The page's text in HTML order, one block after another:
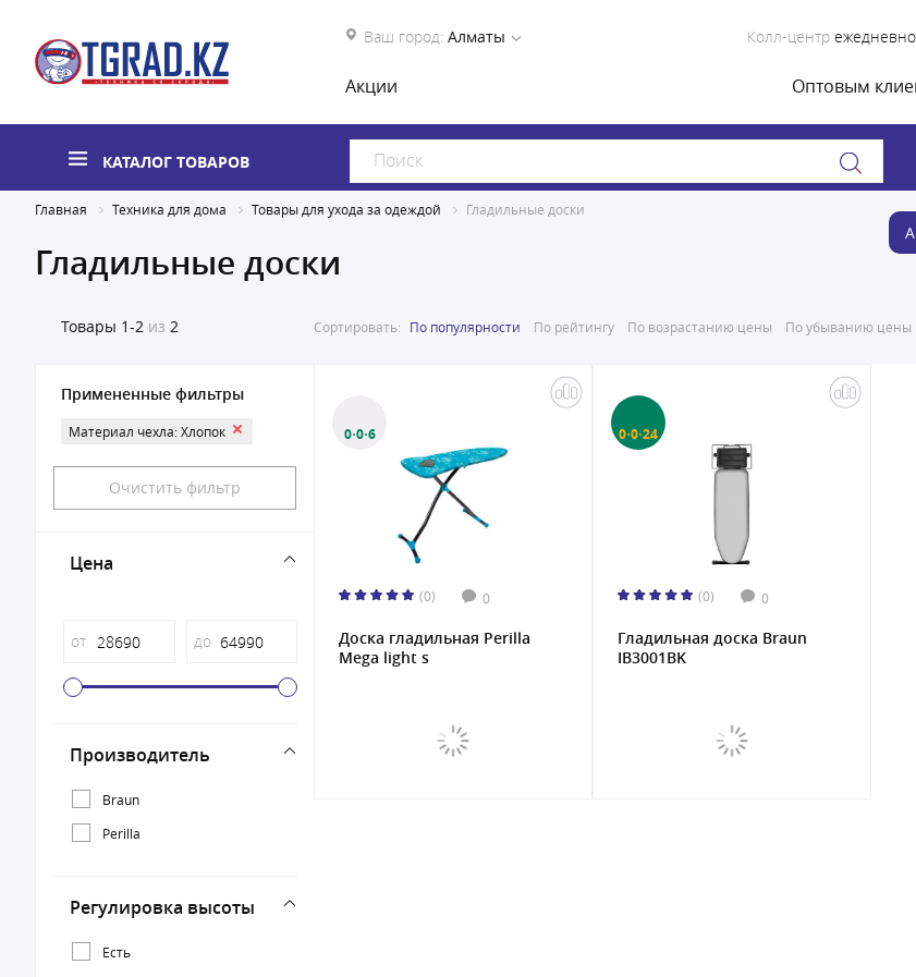
Ваш город: Алматы Колл-центр
Акции Оптовым
КАТАЛОГ ТОВАРОВ
Главная Техника для дома Товары для ухода за одеждой Гладильные доски
Гладильные доски
Товары 1-2 из 2 Сортировать: По популярности По рейтингу По возрастанию цены По убыванию цены
Примененные фильтры
Материал чехла: Хлопок
Очистить фильтр
Цена
от до
Производитель
Braun
Perilla
Регулировка высоты
Есть
0·0·6
(0) 0
Доска гладильная Perilla
Mega light s
0·0·24
(0) 0
Гладильная доска Braun
IB3001BK